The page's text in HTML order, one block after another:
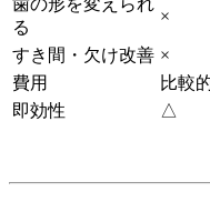
歯の形を変えられ
る
×
すき間・欠け改善 ×
費用
比較
即効性
△